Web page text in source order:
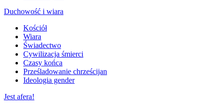
Duchowość i wiara
Kościół
Wiara
Świadectwo
Cywilizacja śmierci
Czasy końca
Prześladowanie chrześcijan
Ideologia gender
Jest afera!